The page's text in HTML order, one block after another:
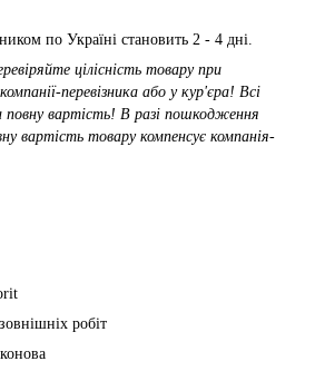
по Україні становить 2 - 4 дні.
цілісність товару при
перевізника або у кур'єра! Всі
повну вартість! В разі пошкодження
вартість товару компенсує компанія-
робіт